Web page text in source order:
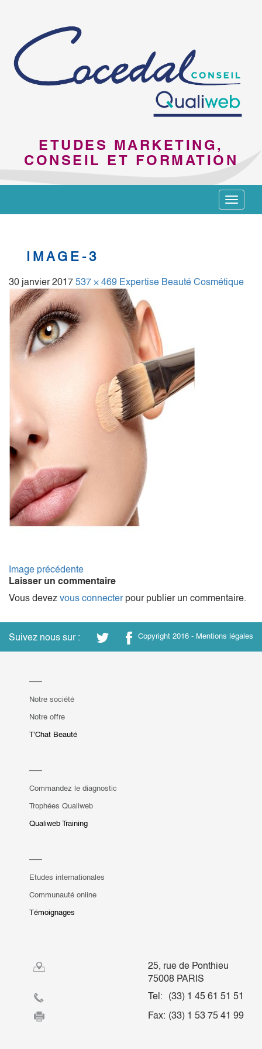
ETUDES MARKETING,
CONSEIL ET FORMATION
Toggle
IMAGE-3
30 janvier 2017 537 × 469 Expertise Beauté Cosmétique
Image précédente
Laisser un commentaire
Vous devez vous connecterpour publier un commentaire.
Suivez nous sur : Copyright 2016 - Mentions légales
Notre société
Notre offre
T'Chat Beauté
Commandez le diagnostic
Trophées Qualiweb
Qualiweb Training
Etudes internationales
Communauté online
Témoignages
25, rue de Ponthieu
75008 PARIS
Tel:
(33) 1 45 61 51 51
Fax: (33) 1 53 75 41 99